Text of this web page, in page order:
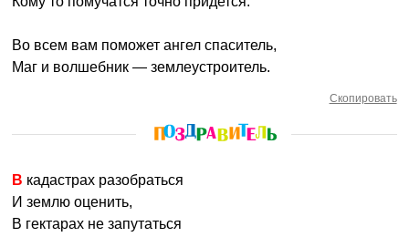
Во всем вам поможет ангел спаситель,
Маг и волшебник — землеустроитель.
Скопировать
В кадастрах разобраться
И землю оценить,
В гектарах не запутаться